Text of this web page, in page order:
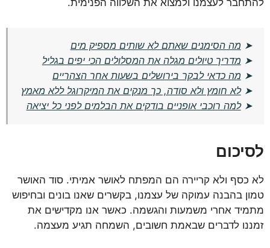
➤ מה הסימנים שאתם לא שותים מספיק מים
➤ מדריך טיולים מגלה את המסלולים הכי יפים בגליל
➤ מה כדאי לבקר בירושלים בשעות אחר הצהריים
➤לא חומץ ולא סודה, כך מנקים את המיקרוגל ללא מאמץ
➤למה רוכבי אופניים בודקים את הבלמים לפני כל יציאה
לסיכום
לא כסף ולא קריירה הם המפתח לאושר אמיתי. סוד האושר
טמון בהבנה עמוקה של עצמנו, בקשרים שאנו בונים ובחיפוש
מתמיד אחרי משמעות והגשמה. כאשר אנו מקדישים את
זמננו לדברים שבאמת חשובים, השמחה תגיע מעצמה.